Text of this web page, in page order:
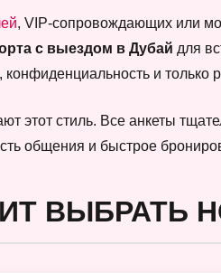
, VIP-сопровождающих или
с выездом в Дубай для
конфиденциальность и
этот стиль. Все анкеты
общения и быстрое
ВЫБРАТЬ